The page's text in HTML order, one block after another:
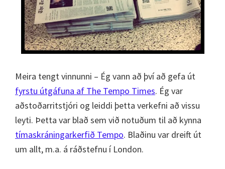
Meira tengt vinnunni – Ég vann að því að gefa út
fyrstu útgáfuna af The Tempo Times. Ég var
aðstoðarritstjóri og leiddi þetta verkefni að vissu
leyti. Þetta var blað sem við notuðum til að kynna
tímaskráningarkerfið Tempo. Blaðinu var dreift út
um allt, m.a. á ráðstefnu í London.